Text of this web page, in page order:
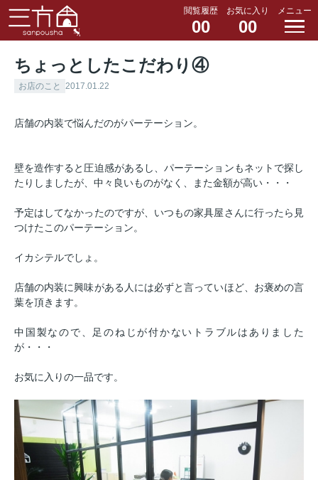
閲覧履歴
00
お気に入り
00
メニュー
ちょっとしたこだわり④
お店のこと 2017.01.22
店舗の内装で悩んだのがパーテーション。
壁を造作すると圧迫感があるし、パーテーションもネットで探し
たりしましたが、中々良いものがなく、また金額が高い・・・
予定はしてなかったのですが、いつもの家具屋さんに行ったら見
つけたこのパーテーション。
イカシテルでしょ。
店舗の内装に興味がある人には必ずと言っていほど、お褒めの言
葉を頂きます。
中国製なので、足のねじが付かないトラブルはありました
が・・・
お気に入りの一品です。